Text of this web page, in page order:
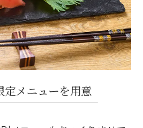
定メニューを用意